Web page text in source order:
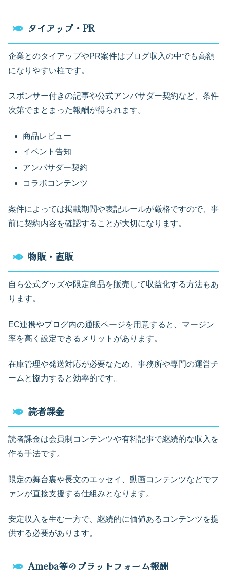
タイアップ・PR
企業とのタイアップやPR案件はブログ収入の中でも高額
になりやすい柱です。
スポンサー付きの記事や公式アンバサダー契約など、条件
次第でまとまった報酬が得られます。
商品レビュー
イベント告知
アンバサダー契約
コラボコンテンツ
案件によっては掲載期間や表記ルールが厳格ですので、事
前に契約内容を確認することが大切になります。
物販・直販
自ら公式グッズや限定商品を販売して収益化する方法もあ
ります。
EC連携やブログ内の通販ページを用意すると、マージン
率を高く設定できるメリットがあります。
在庫管理や発送対応が必要なため、事務所や専門の運営チ
ームと協力すると効率的です。
読者課金
読者課金は会員制コンテンツや有料記事で継続的な収入を
作る手法です。
限定の舞台裏や長文のエッセイ、動画コンテンツなどでフ
ァンが直接支援する仕組みとなります。
安定収入を生む一方で、継続的に価値あるコンテンツを提
供する必要があります。
Ameba等のプラットフォーム報酬